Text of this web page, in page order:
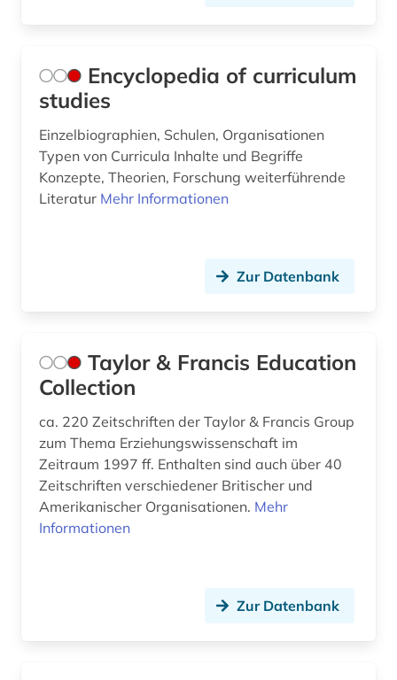
Encyclopedia of curriculum
studies
Einzelbiographien, Schulen, Organisationen
Typen von Curricula Inhalte und Begriffe
Konzepte, Theorien, Forschung weiterführende
Literatur Mehr Informationen
Zur Datenbank
Taylor & Francis Education
Collection
ca. 220 Zeitschriften der Taylor & Francis Group
zum Thema Erziehungswissenschaft im
Zeitraum 1997 ff. Enthalten sind auch über 40
Zeitschriften verschiedener Britischer und
Amerikanischer Organisationen. Mehr
Informationen
Zur Datenbank